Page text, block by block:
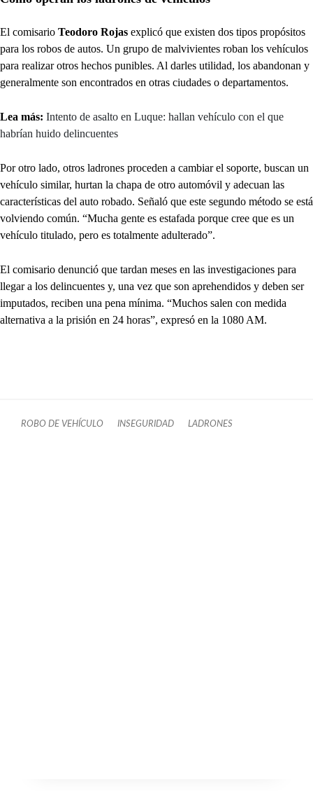
El comisario Teodoro Rojas explicó que existen dos tipos propósitos
para los robos de autos. Un grupo de malvivientes roban los vehículos
para realizar otros hechos punibles. Al darles utilidad, los abandonan y
generalmente son encontrados en otras ciudades o departamentos.
Lea más: Intento de asalto en Luque: hallan vehículo con el que
habrían huido delincuentes
Por otro lado, otros ladrones proceden a cambiar el soporte, buscan un
vehículo similar, hurtan la chapa de otro automóvil y adecuan las
características del auto robado. Señaló que este segundo método se está
volviendo común. “Mucha gente es estafada porque cree que es un
vehículo titulado, pero es totalmente adulterado”.
El comisario denunció que tardan meses en las investigaciones para
llegar a los delincuentes y, una vez que son aprehendidos y deben ser
imputados, reciben una pena mínima. “Muchos salen con medida
alternativa a la prisión en 24 horas”, expresó en la 1080 AM.
ROBO DE VEHÍCULO INSEGURIDAD LADRONES